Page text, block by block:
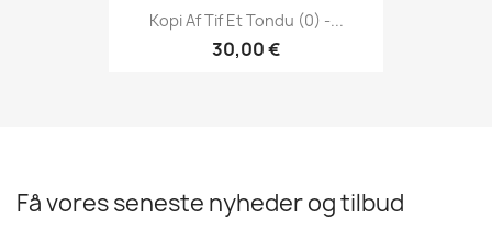
Kopi Af Tif Et Tondu (0) -...
30,00 €
Få vores seneste nyheder og tilbud